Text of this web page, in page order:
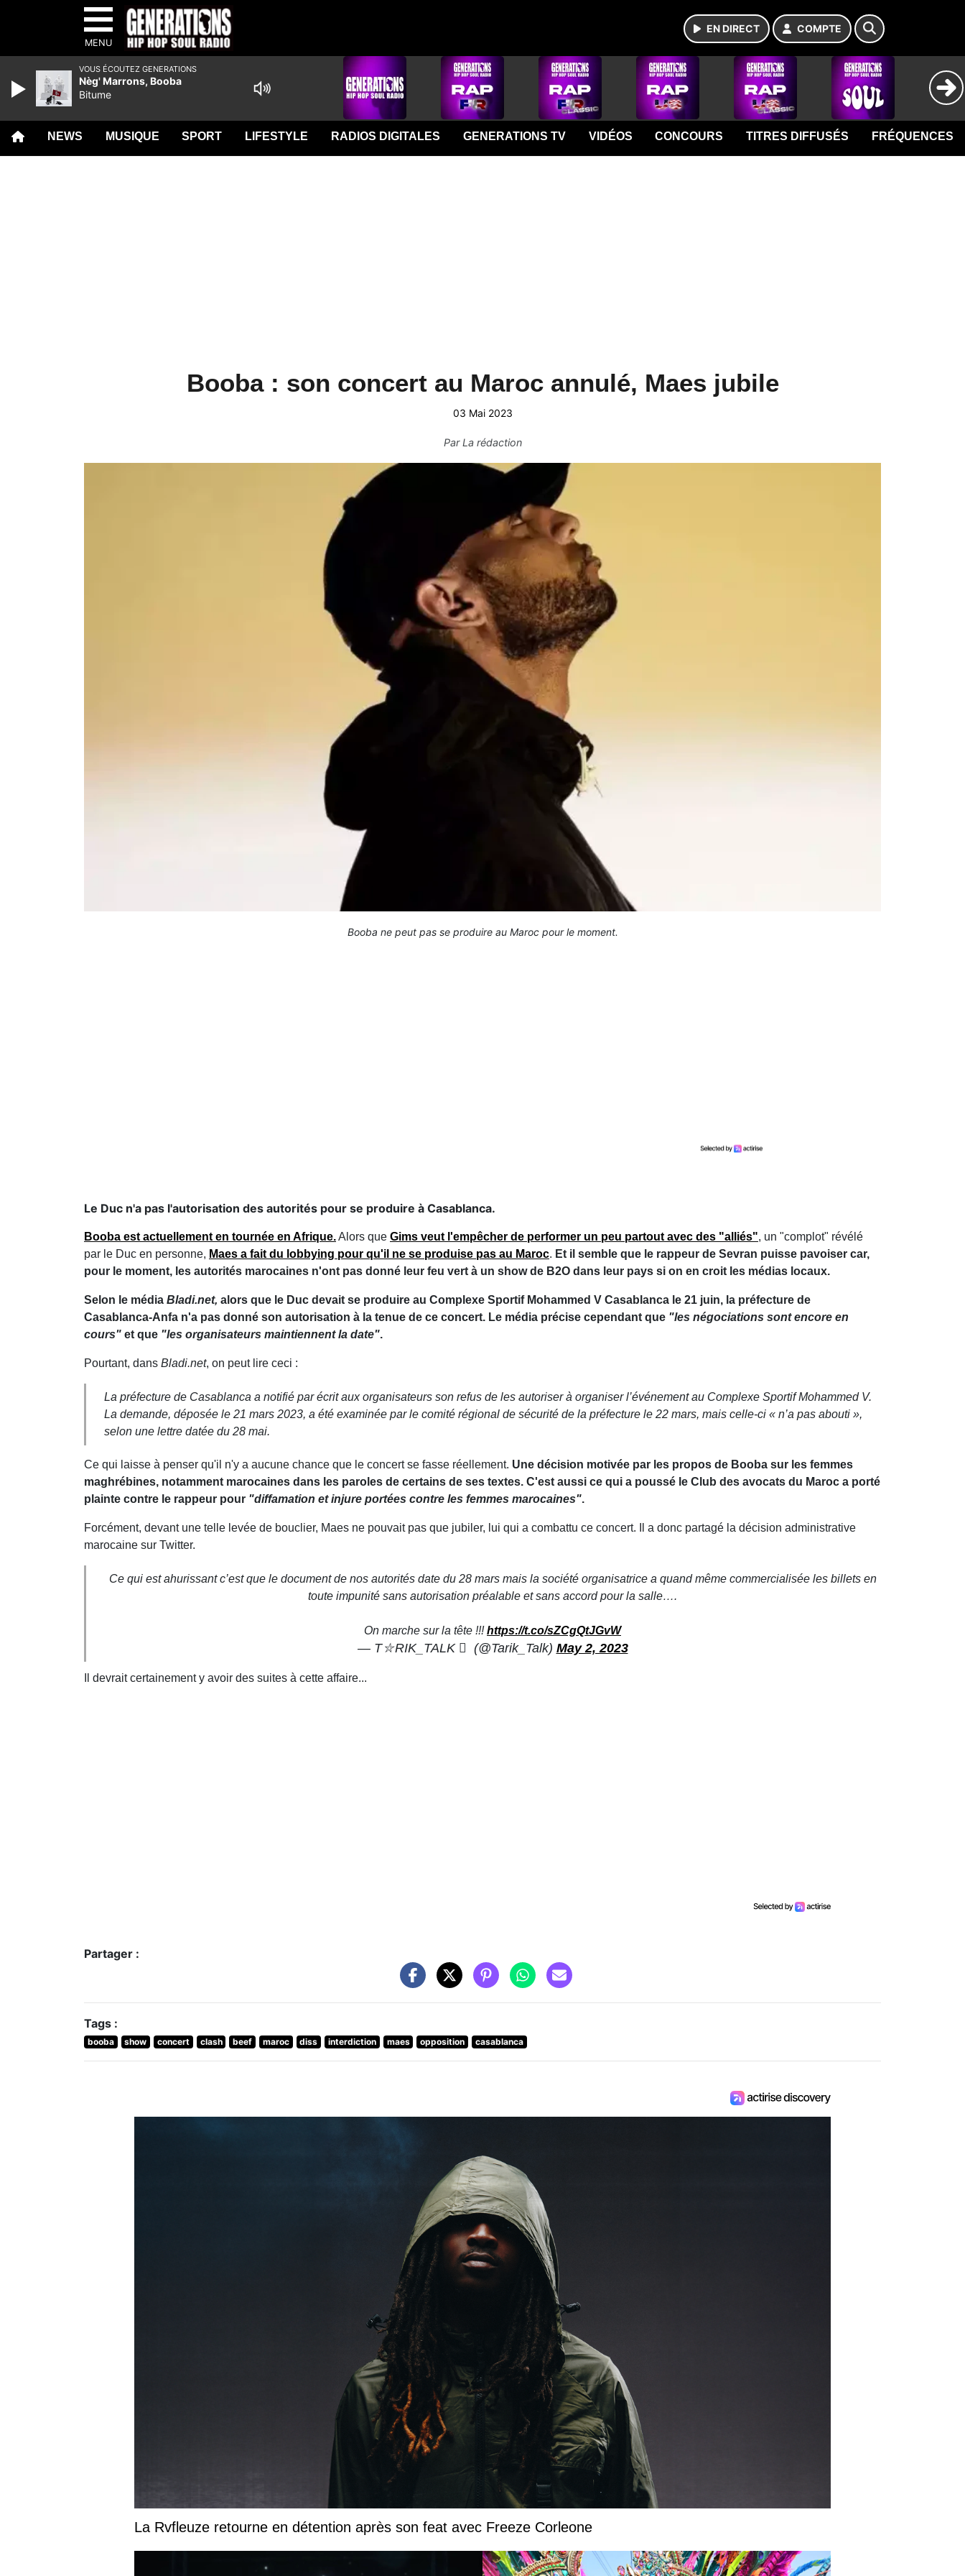
MENU
EN DIRECT COMPTE
NEWS MUSIQUE SPORT LIFESTYLE RADIOS DIGITALES GENERATIONS TV VIDÉOS CONCOURS TITRES DIFFUSÉS FRÉQUENCES
Booba : son concert au Maroc annulé, Maes jubile
03 Mai 2023
ParLa rédaction
Booba ne peut pas se produire au Maroc pour le moment.
Le Duc n'a pas l'autorisation des autorités pour se produire à Casablanca.
Booba est actuellement en tournée en Afrique.Alors que Gims veut l'empêcher de performer un peu partout avec des "alliés", un "complot" révélé
par le Duc en personne, Maes a fait du lobbying pour qu'il ne se produise pas au Maroc. Et il semble que le rappeur de Sevran puisse pavoiser car,
pour le moment, les autorités marocaines n'ont pas donné leur feu vert à un show de B2O dans leur pays si on en croit les médias locaux.
Selon le média Bladi.net, alors que le Duc devait se produire au Complexe Sportif Mohammed V Casablanca le 21 juin, la préfecture de
Casablanca-Anfa n'a pas donné son autorisation à la tenue de ce concert. Le média précise cependant que "les négociations sont encore en
cours" et que "les organisateurs maintiennent la date".
Pourtant, dans Bladi.net, on peut lire ceci :
La préfecture de Casablanca a notifié par écrit aux organisateurs son refus de les autoriser à organiser l’événement au Complexe Sportif Mohammed V.
La demande, déposée le 21 mars 2023, a été examinée par le comité régional de sécurité de la préfecture le 22 mars, mais celle-ci « n’a pas abouti »,
selon une lettre datée du 28 mai.
Ce qui laisse à penser qu'il n'y a aucune chance que le concert se fasse réellement. Une décision motivée par les propos de Booba sur les femmes
maghrébines, notamment marocaines dans les paroles de certains de ses textes. C'est aussi ce qui a poussé le Club des avocats du Maroc a porté
plainte contre le rappeur pour "diffamation et injure portées contre les femmes marocaines".
Forcément, devant une telle levée de bouclier, Maes ne pouvait pas que jubiler, lui qui a combattu ce concert. Il a donc partagé la décision administrative
marocaine sur Twitter.
Ce qui est ahurissant c’est que le document de nos autorités date du 28 mars mais la société organisatrice a quand même commercialisée les billets en
toute impunité sans autorisation préalable et sans accord pour la salle….
On marche sur la tête !!!https://t.co/sZCgQtJGvW
— T⛥RIK_TALK  ‏ (@Tarik_Talk) May 2, 2023
Il devrait certainement y avoir des suites à cette affaire...
Partager :
Tags :
booba show concert clash beef maroc diss interdiction maes opposition casablanca
La Rvfleuze retourne en détention après son feat avec Freeze Corleone
VOUS ÉCOUTEZ GENERATIONS
Nèg' Marrons, Booba
Bitume